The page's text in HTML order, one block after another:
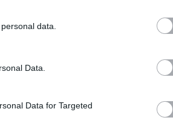
data.
Data.
Data for Targeted